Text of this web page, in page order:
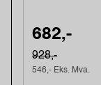
682,-
928,-
546,- Eks. Mva.